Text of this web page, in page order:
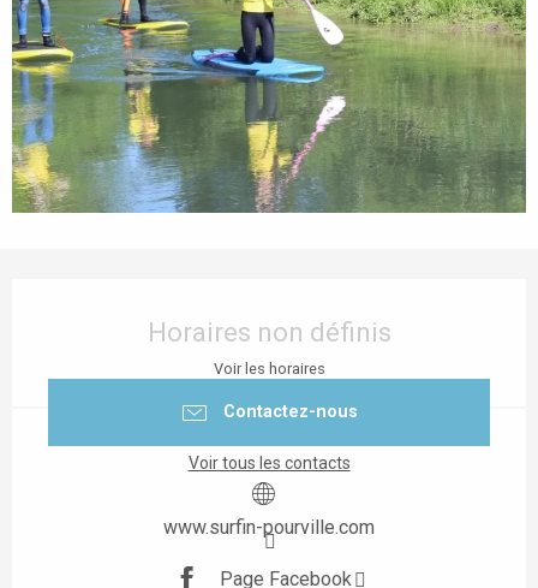
Horaires non définis
Voir les horaires
Contactez-nous
Voir tous les contacts
www.surfin-pourville.com
Page Facebook